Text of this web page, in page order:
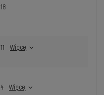
18
11 Więcej
4 Więcej